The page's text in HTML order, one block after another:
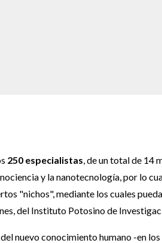
250 especialistas , de un total de 14
y la nanotecnología, por lo
"nichos", mediante los cuales
del Instituto Potosino de
nuevo conocimiento humano -en